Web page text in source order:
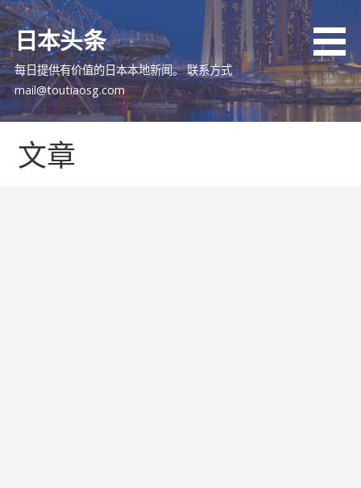
跳
至
内
容
日本头条
每日提供有价值的日本本地新闻。 联系方式
mail@toutiaosg.com
文章